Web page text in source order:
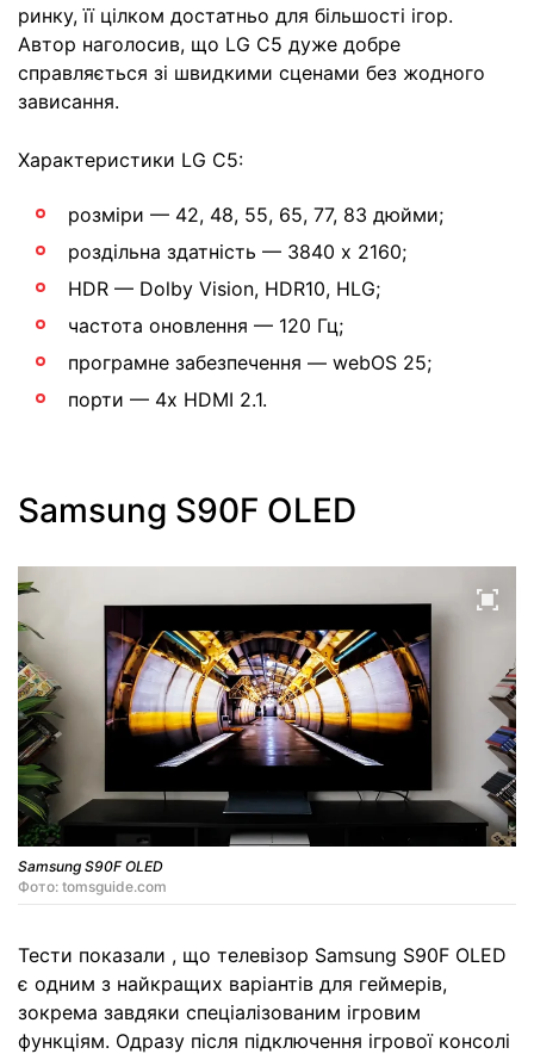
ринку, її цілком достатньо для більшості ігор.
Автор наголосив, що LG C5 дуже добре
справляється зі швидкими сценами без жодного
зависання.
Характеристики LG C5:
розміри — 42, 48, 55, 65, 77, 83 дюйми;
роздільна здатність — 3840 x 2160;
HDR — Dolby Vision, HDR10, HLG;
частота оновлення — 120 Гц;
програмне забезпечення — webOS 25;
порти — 4x HDMI 2.1.
Samsung S90F OLED
Samsung S90F OLED
Фото: tomsguide.com
Тести показали , що телевізор Samsung S90F OLED
є одним з найкращих варіантів для геймерів,
зокрема завдяки спеціалізованим ігровим
функціям. Одразу після підключення ігрової консолі